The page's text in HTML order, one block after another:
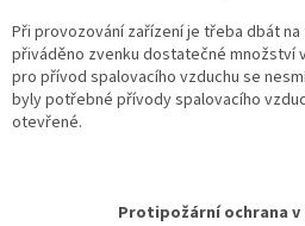
Při provozování zařízení je třeba dbát
přiváděno zvenku dostatečné množství
pro přívod spalovacího vzduchu se
byly potřebné přívody spalovacího
otevřené.
Protipožární ochrana